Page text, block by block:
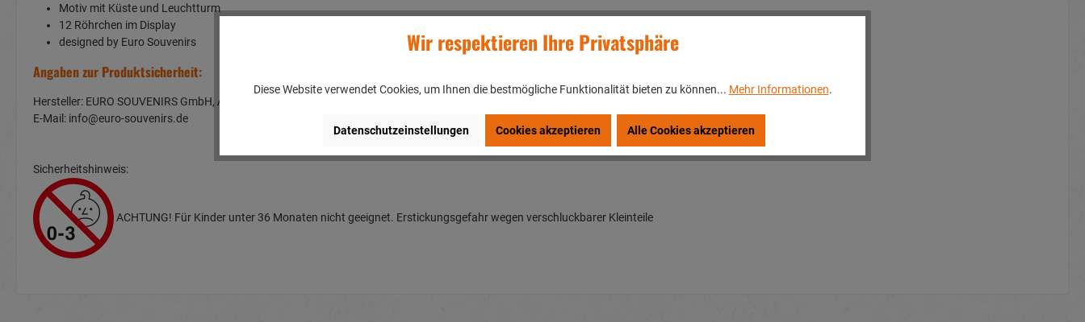
Motiv mit Küste und Leuchtturm
12 Röhrchen im Display
designed by Euro Souvenirs
Angaben zur Produktsicherheit:
Hersteller: EURO SOUVENIRS GmbH, Am Rosenbühl 2, 91466 Gerhardshofen/DEUTSCHLAND
E-Mail: info@euro-souvenirs.de
Sicherheitshinweis:
ACHTUNG! Für Kinder unter 36 Monaten nicht geeignet. Erstickungsgefahr wegen verschluckbarer Kleinteile
Wir respektieren Ihre Privatsphäre
Diese Website verwendet Cookies, um Ihnen die bestmögliche Funktionalität bieten zu können... Mehr Informationen.
Datenschutzeinstellungen Cookies akzeptieren Alle Cookies akzeptieren